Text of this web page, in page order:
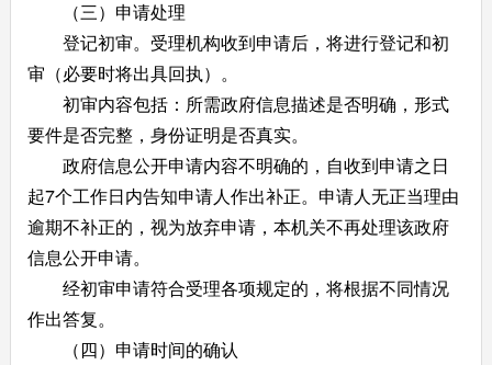
（三）申请处理
登记初审。受理机构收到申请后，将进行登记和初
审（必要时将出具回执）。
初审内容包括：所需政府信息描述是否明确，形式
要件是否完整，身份证明是否真实。
政府信息公开申请内容不明确的，自收到申请之日
起7个工作日内告知申请人作出补正。申请人无正当理由
逾期不补正的，视为放弃申请，本机关不再处理该政府
信息公开申请。
经初审申请符合受理各项规定的，将根据不同情况
作出答复。
（四）申请时间的确认